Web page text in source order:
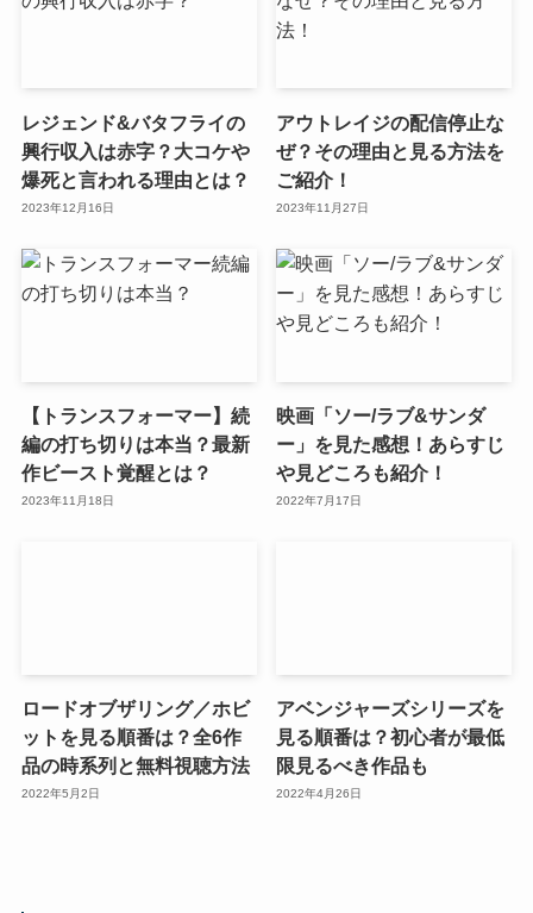
レジェンド&バタフライの
興行収入は赤字？大コケや
爆死と言われる理由とは？
2023年12月16日
アウトレイジの配信停止な
ぜ？その理由と見る方法を
ご紹介！
2023年11月27日
【トランスフォーマー】続
編の打ち切りは本当？最新
作ビースト覚醒とは？
2023年11月18日
映画「ソー/ラブ&サンダ
ー」を見た感想！あらすじ
や見どころも紹介！
2022年7月17日
ロードオブザリング／ホビ
ットを見る順番は？全6作
品の時系列と無料視聴方法
2022年5月2日
アベンジャーズシリーズを
見る順番は？初心者が最低
限見るべき作品も
2022年4月26日